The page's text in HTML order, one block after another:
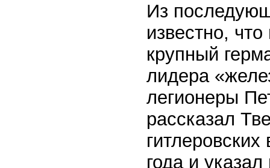
Из
известно,
крупный
лидера
легионеры
рассказал
года и